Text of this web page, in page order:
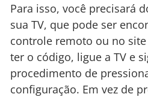
Para isso, você precisará
sua TV, que pode ser
controle remoto ou no
ter o código, ligue a TV e
procedimento de
configuração. Em vez de